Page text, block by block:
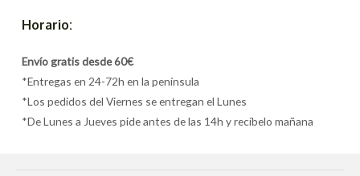
Horario:
Envío gratis desde 60€
*Entregas en 24-72h en la península
*Los pedidos del Viernes se entregan el Lunes
*De Lunes a Jueves pide antes de las 14h y recíbelo mañana